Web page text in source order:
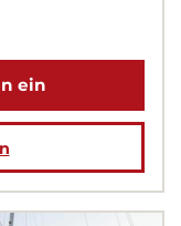
ein